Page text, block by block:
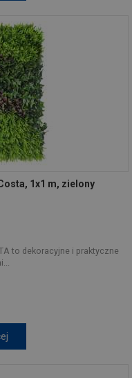
1x1 m, zielony
to dekoracyjne i praktyczne